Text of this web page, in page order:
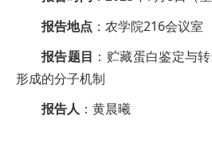
报告地点 ：农学院216会议室
报告题目 ：贮藏蛋白鉴定与
形成的分子机制
报告人 ：黄晨曦